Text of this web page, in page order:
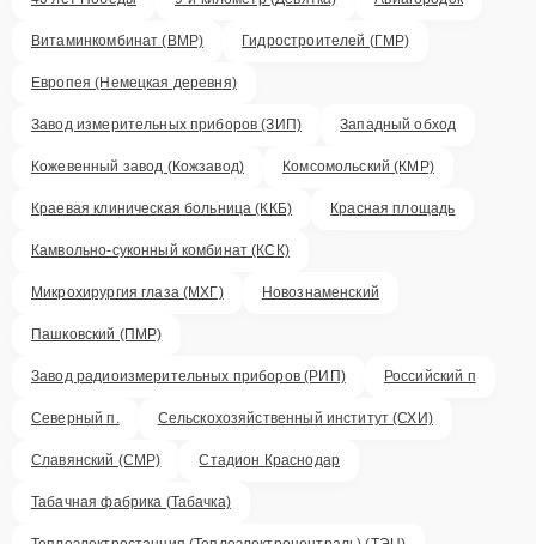
Витаминкомбинат (ВМР) Гидростроителей (ГМР)
Европея (Немецкая деревня)
Завод измерительных приборов (ЗИП) Западный обход
Кожевенный завод (Кожзавод) Комсомольский (КМР)
Краевая клиническая больница (ККБ) Красная площадь
Камвольно-суконный комбинат (КСК)
Микрохирургия глаза (МХГ) Новознаменский
Пашковский (ПМР)
Завод радиоизмерительных приборов (РИП) Российский п
Северный п. Сельскохозяйственный институт (СХИ)
Славянский (СМР) Стадион Краснодар
Табачная фабрика (Табачка)